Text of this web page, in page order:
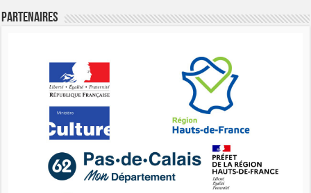
Partenaires